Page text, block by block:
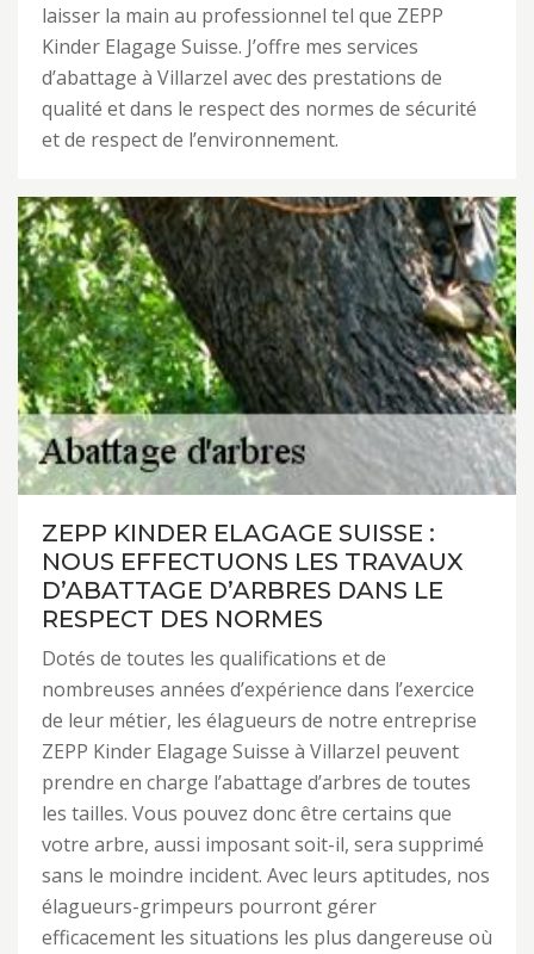
laisser la main au professionnel tel que ZEPP
Kinder Elagage Suisse. J’offre mes services
d’abattage à Villarzel avec des prestations de
qualité et dans le respect des normes de sécurité
et de respect de l’environnement.
ZEPP KINDER ELAGAGE SUISSE :
NOUS EFFECTUONS LES TRAVAUX
D’ABATTAGE D’ARBRES DANS LE
RESPECT DES NORMES
Dotés de toutes les qualifications et de
nombreuses années d’expérience dans l’exercice
de leur métier, les élagueurs de notre entreprise
ZEPP Kinder Elagage Suisse à Villarzel peuvent
prendre en charge l’abattage d’arbres de toutes
les tailles. Vous pouvez donc être certains que
votre arbre, aussi imposant soit-il, sera supprimé
sans le moindre incident. Avec leurs aptitudes, nos
élagueurs-grimpeurs pourront gérer
efficacement les situations les plus dangereuse où